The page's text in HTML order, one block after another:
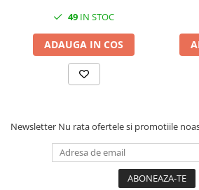
49 IN STOC
ADAUGA IN COS
Newsletter Nu rata ofertele si promotiile